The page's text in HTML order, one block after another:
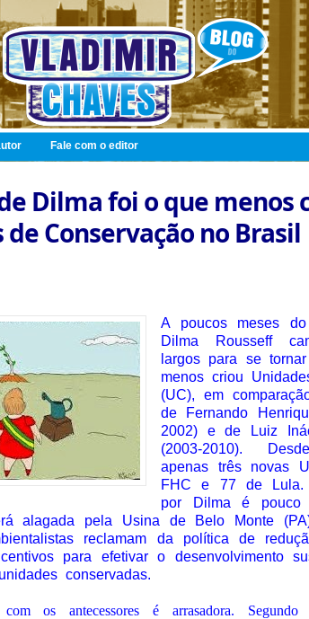
Fale com o editor
Dilma foi o que menos
Conservação no Brasil
A poucos meses
Dilma Rousseff
largos para se
menos criou
(UC), em
de Fernando
2002) e de Luiz
(2003-2010).
apenas três novas
FHC e 77 de Lula.
por Dilma é
alagada pela Usina de Belo Monte
reclamam da política de
para efetivar o desenvolvimento
conservadas.
os antecessores é arrasadora.